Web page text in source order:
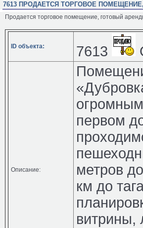
7613 ПРОДАЕТСЯ ТОРГОВОЕ
Продается торговое помещение, готовый
ID объекта: 7613
Описание:
первом
метров
км до
витрины,